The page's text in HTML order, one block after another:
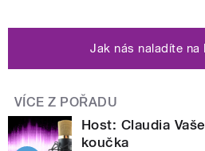
Jak nás naladíte na
VÍCE Z POŘADU
Host: Claudia
koučka